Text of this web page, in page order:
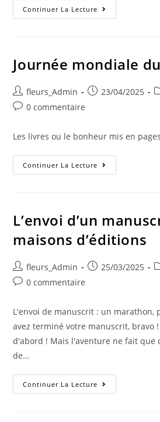
Continuer La Lecture
Journée mondiale
fleurs_Admin 23/04/2025
0 commentaire
Les livres ou le bonheur mis en pages
Continuer La Lecture
L’envoi d’un
maisons d’éditions
fleurs_Admin 25/03/2025
0 commentaire
L'envoi de manuscrit : un marathon,
avez terminé votre manuscrit, bravo
d'abord ! Mais l'aventure ne fait que
de…
Continuer La Lecture